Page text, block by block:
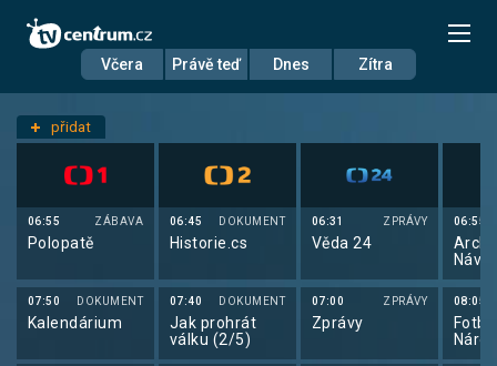
Včera Právě teď Dnes Zítra
Datum
Nastavení stanic
přidat
06:55 ZÁBAVA
Polopatě
07:50 DOKUMENT
Kalendárium
06:45 DOKUMENT
Historie.cs
07:40 DOKUMENT
Jak prohrát
válku (2/5)
06:31 ZPRÁVY
Věda 24
07:00 ZPRÁVY
Zprávy
06:55
08:05